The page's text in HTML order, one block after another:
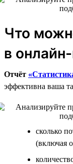
Что
в
Отчёт
эффективна ваша
сколько
(включая